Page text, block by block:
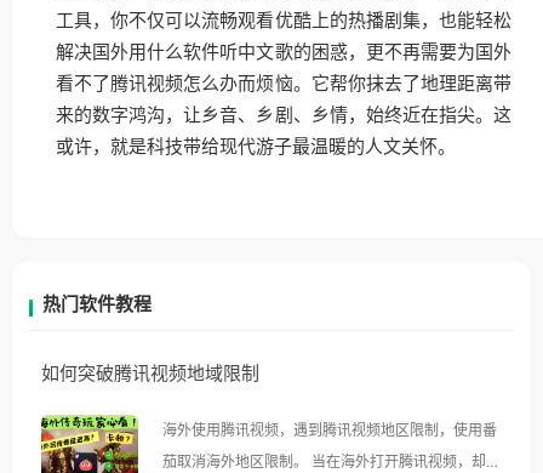
工具，你不仅可以流畅观看优酷上的热播剧集，也能轻松
解决国外用什么软件听中文歌的困惑，更不再需要为国外
看不了腾讯视频怎么办而烦恼。它帮你抹去了地理距离带
来的数字鸿沟，让乡音、乡剧、乡情，始终近在指尖。这
或许，就是科技带给现代游子最温暖的人文关怀。
热门软件教程
如何突破腾讯视频地域限制
海外使用腾讯视频，遇到腾讯视频地区限制，使用番
茄取消海外地区限制。 当在海外打开腾讯视频，却突